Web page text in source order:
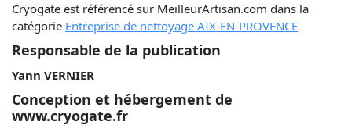
Cryogate est référencé sur MeilleurArtisan.com dans la
catégorie Entreprise de nettoyage AIX-EN-PROVENCE
Responsable de la publication
Yann VERNIER
Conception et hébergement de
www.cryogate.fr